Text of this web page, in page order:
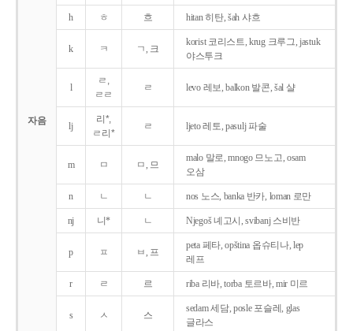
자음
h ㅎ 흐 hitan 히탄, šah 샤흐
k ㅋ ㄱ, 크
korist 코리스트, krug 크루그, jastuk
야스투크
l
ㄹ,
ㄹㄹ
ㄹ levo 레보, balkon 발콘, šal 샬
lj
리*,
ㄹ리*
ㄹ ljeto 레토, pasulj 파술
m ㅁ ㅁ, 므
malo 말로, mnogo 므노고, osam
오삼
n ㄴ ㄴ nos 노스, banka 반카, loman 로만
nj 니* ㄴ Njegoš 녜고시, svibanj 스비반
p ㅍ ㅂ, 프
peta 페타, opština 옵슈티나, lep
레프
r ㄹ 르 riba 리바, torba 토르바, mir 미르
s ㅅ 스
sedam 세담, posle 포슬레, glas
글라스